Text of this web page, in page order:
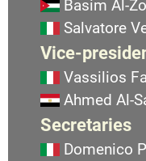
Basim Al-
Salvatore
Vice-
Vassilios
Ahmed Al-
Secretaries
Domenico